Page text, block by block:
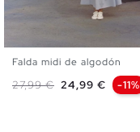
S M L
Falda midi de algodón
Precio base
27,99 € Precio
24,99 € -11%